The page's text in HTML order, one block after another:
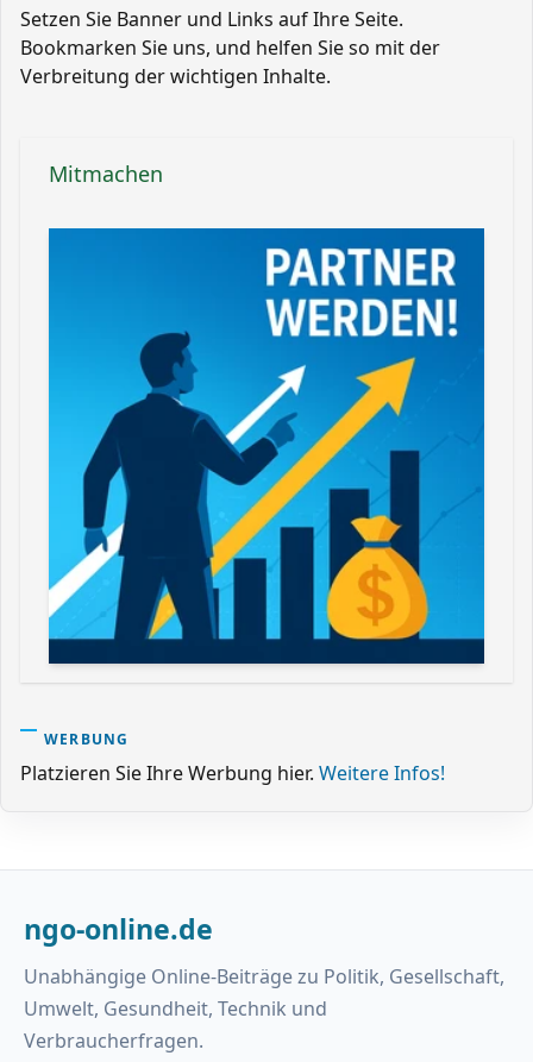
Setzen Sie Banner und Links auf Ihre Seite.
Bookmarken Sie uns, und helfen Sie so mit der
Verbreitung der wichtigen Inhalte.
Mitmachen
WERBUNG
Platzieren Sie Ihre Werbung hier. Weitere Infos!
ngo-online.de
Unabhängige Online-Beiträge zu Politik, Gesellschaft,
Umwelt, Gesundheit, Technik und
Verbraucherfragen.